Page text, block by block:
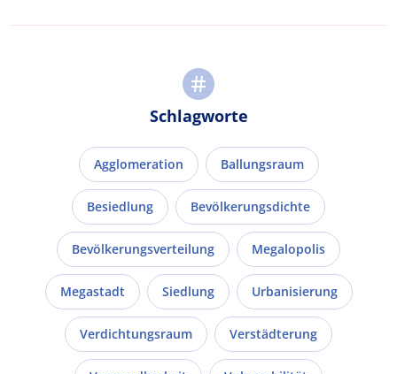
Schlagworte
Agglomeration Ballungsraum
Besiedlung Bevölkerungsdichte
Bevölkerungsverteilung Megalopolis
Megastadt Siedlung Urbanisierung
Verdichtungsraum Verstädterung